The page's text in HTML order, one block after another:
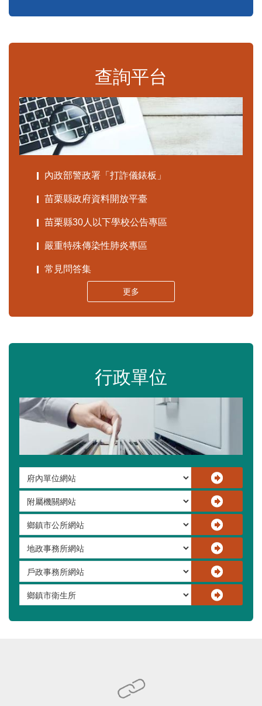
查詢平台
內政部警政署「打詐儀錶板」
苗栗縣政府資料開放平臺
苗栗縣30人以下學校公告專區
嚴重特殊傳染性肺炎專區
常見問答集
更多
行政單位